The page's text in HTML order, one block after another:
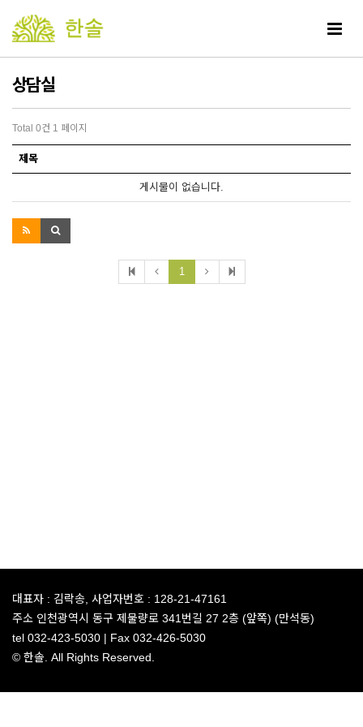
Toggle
상담실
Total 0건 1 페이지
제목
게시물이 없습니다.
1
대표자 : 김락송, 사업자번호 : 128-21-47161
주소 인천광역시 동구 제물량로 341번길 27 2층 (앞쪽) (만석동)
tel 032-423-5030 | Fax 032-426-5030
© 한솔. All Rights Reserved.